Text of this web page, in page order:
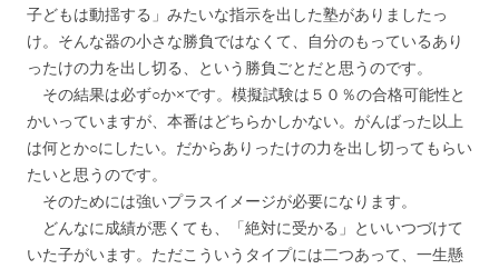
子どもは動揺する」みたいな指示を出した塾がありましたっ
け。そんな器の小さな勝負ではなくて、自分のもっているあり
ったけの力を出し切る、という勝負ごとだと思うのです。
その結果は必ず○か×です。模擬試験は５０％の合格可能性と
かいっていますが、本番はどちらかしかない。がんばった以上
は何とか○にしたい。だからありったけの力を出し切ってもらい
たいと思うのです。
そのためには強いプラスイメージが必要になります。
どんなに成績が悪くても、「絶対に受かる」といいつづけて
いた子がいます。ただこういうタイプには二つあって、一生懸